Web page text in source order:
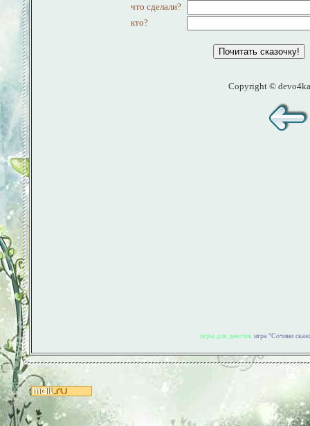
что сделали?
кто?
Copyright ©
игры для девочек игра "Сочини